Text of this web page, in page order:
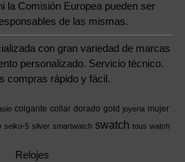
la Comisión Europea pueden ser
de las mismas.
con gran variedad de marcas
personalizado. Servicio técnico.
compras rápido y fácil.
colgante collar dorado gold joyeria mujer
seiko-5 silver smartwatch swatch tous watch
Relojes